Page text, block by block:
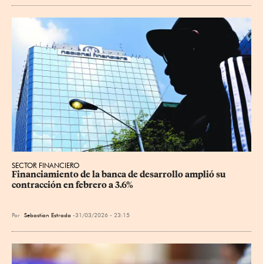
SECTOR FINANCIERO
Financiamiento de la banca de desarrollo amplió su
contracción en febrero a 3.6%
Por Sebastian Estrada 31/03/2026 - 23:15